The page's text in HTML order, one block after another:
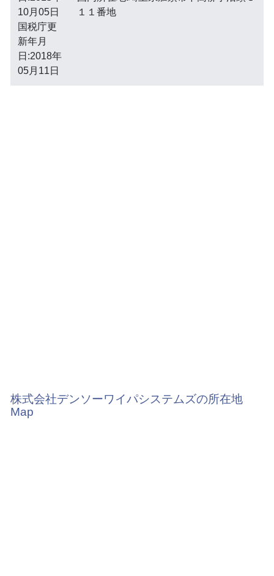
10月05日
国税庁更
新年月
日:2018年
05月11日
１１番地
株式会社デンソーワイパシステムズの所在地
Map